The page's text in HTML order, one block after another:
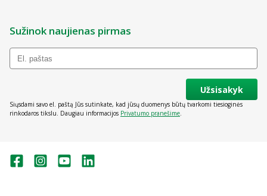
Sužinok naujienas pirmas
Užsisakyk
Siųsdami savo el. paštą Jūs sutinkate, kad jūsų duomenys būtų tvarkomi tiesioginės
rinkodaros tikslu. Daugiau informacijos Privatumo pranešime.